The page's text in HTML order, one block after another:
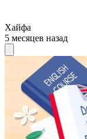
Хайфа
5 месяцев назад